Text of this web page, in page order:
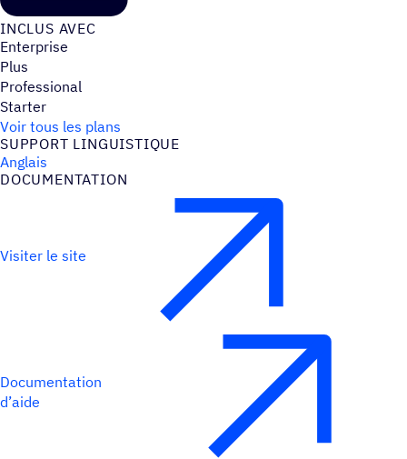
INCLUS AVEC
Enterprise
Plus
Professional
Starter
Voir tous les plans
SUPPORT LINGUIS­TIQUE
Anglais
DOCU­MEN­TA­TION
Visiter le site
Documentation
d’aide